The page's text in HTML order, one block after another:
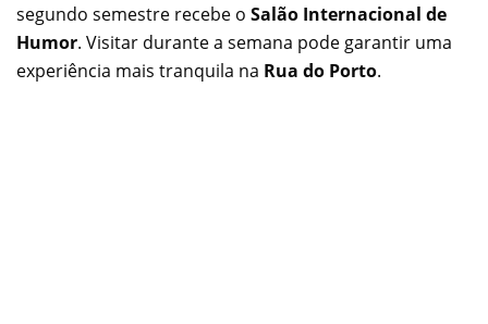
segundo semestre recebe o Salão Internacional de
Humor. Visitar durante a semana pode garantir uma
experiência mais tranquila na Rua do Porto.